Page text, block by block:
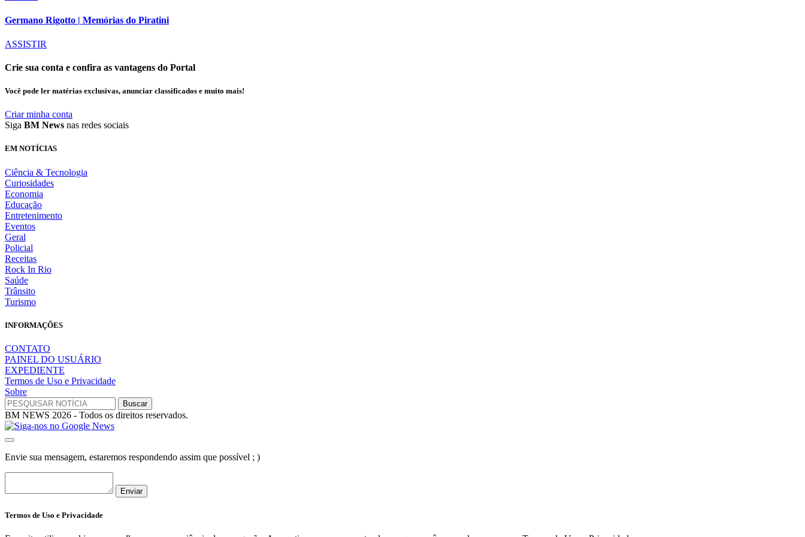
Germano Rigotto | Memórias do Piratini
ASSISTIR
Crie sua conta e confira as vantagens do Portal
Você pode ler matérias exclusivas, anunciar classificados e muito mais!
Criar minha conta
Siga BM News nas redes sociais
EM NOTÍCIAS
Ciência & Tecnologia
Curiosidades
Economia
Educação
Entretenimento
Eventos
Geral
Policial
Receitas
Rock In Rio
Saúde
Trânsito
Turismo
INFORMAÇÕES
CONTATO
PAINEL DO USUÁRIO
EXPEDIENTE
Termos de Uso e Privacidade
Sobre
BM NEWS 2026 - Todos os direitos reservados.
Envie sua mensagem, estaremos respondendo assim que possível ; )
Enviar
Termos de Uso e Privacidade